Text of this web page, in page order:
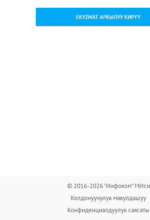
EKYZMAT АРКЫЛУУ КИРҮҮ
© 2016-2026 "Инфоком" МИси
Колдонуучулук макулдашуу
Конфиденциалдуулук саясаты